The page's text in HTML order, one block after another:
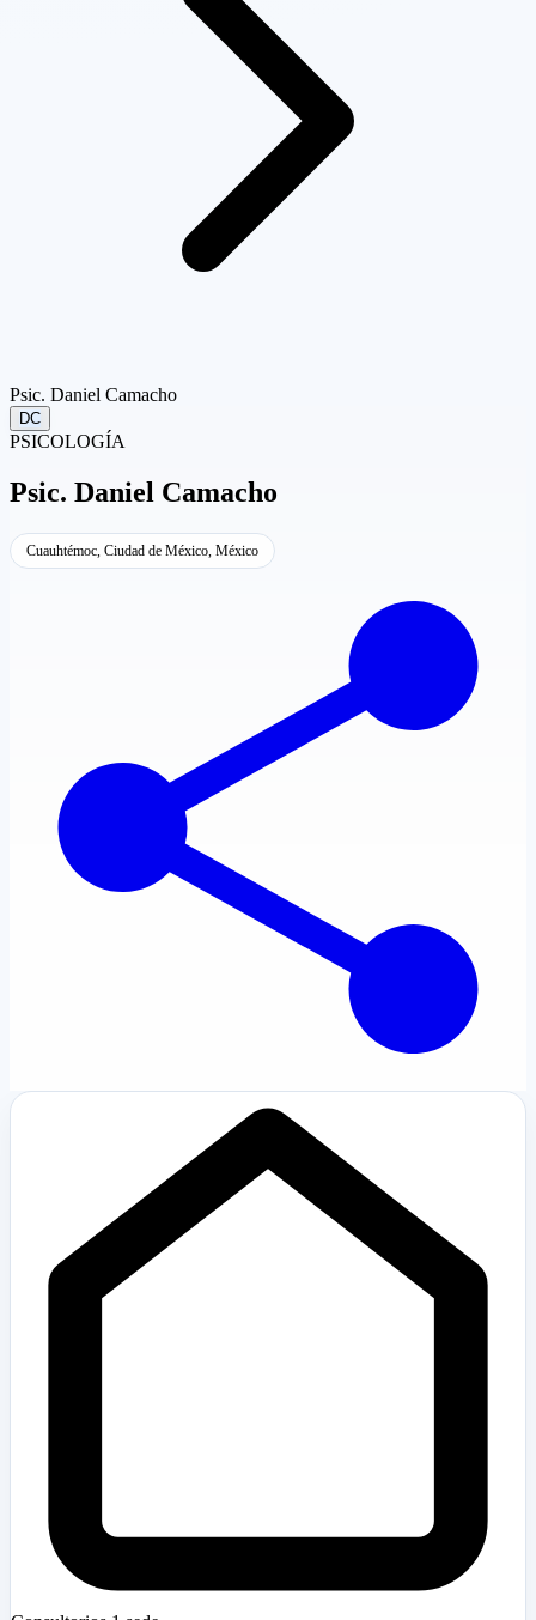
Psic. Daniel Camacho
DC
PSICOLOGÍA
Psic. Daniel Camacho
Cuauhtémoc, Ciudad de México, México